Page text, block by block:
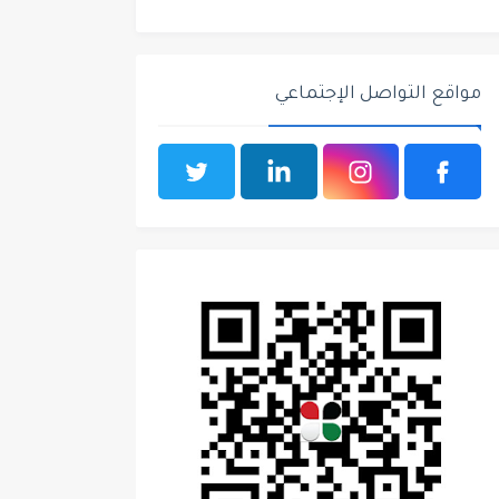
مواقع التواصل الإجتماعي